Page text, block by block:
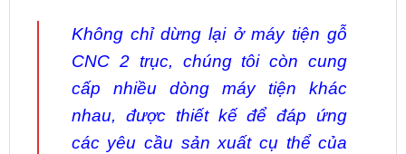
Không chỉ dừng lại ở máy tiện gỗ
CNC 2 trục, chúng tôi còn cung
cấp nhiều dòng máy tiện khác
nhau, được thiết kế để đáp ứng
các yêu cầu sản xuất cụ thể của